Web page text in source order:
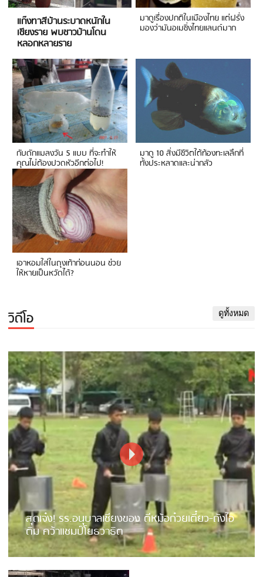
แก๊งทาสีบ้านระบาดหนักใน
เชียงราย พบชาวบ้านโดน
หลอกหลายราย
มาดูเรื่องปกติในเมืองไทย แต่ฝรั่ง
มองว่ามันอเมซิ่งไทยแลนด์มาก
กับดักแมลงวัน 5 แบบ ที่จะทำให้
คุณไม่ต้องปวดหัวอีกต่อไป!
มาดู 10 สิ่งมีชีวิตใต้ท้องทะเลลึกที่
ทั้งประหลาดและน่ากลัว
เอาหอมใส่ในถุงเท้าก่อนนอน ช่วย
ให้หายเป็นหวัดได้?
วิดีโอ ดูทั้งหมด
สุดเจ๋ง! รร.อนุบาลเชียงของ ตีหม้อก๋วยเตี๋ยว-ถังไอ
ติม คว้าแชมป์โยธวาธิต